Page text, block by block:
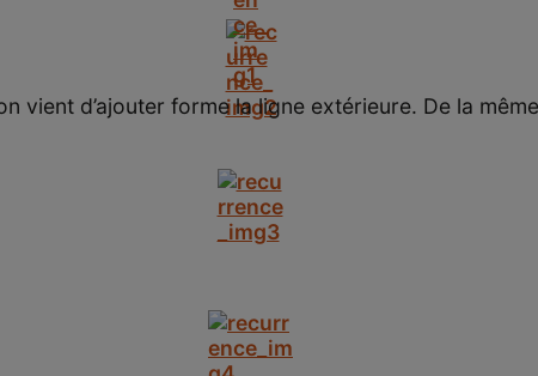
vient d’ajouter forme la ligne extérieure. De la